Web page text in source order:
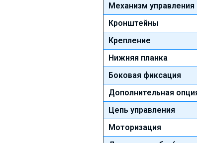
Механизм управления
Кронштейны
Крепление
Нижняя планка
Боковая фиксация
Дополнительная
Цепь управления
Моторизация